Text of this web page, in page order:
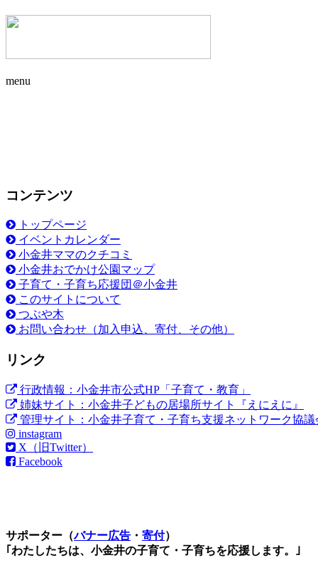
menu
コンテンツ
トップページ
イベントカレンダー
小金井ママのクチコミ
小金井おでかけ公園マップ
子育て・子育ち応援団＠小金井
このサイトについて
つぶや木
お問い合わせ（加入申込、寄付、その他）
リンク
行政情報：小金井市公式HP「子育て・教育」
姉妹サイト：小金井子どもの居場所サイト『えにえに』
管理サイト：小金井子育て・子育ち支援ネットワーク協議
instagram
X（旧Twitter）
Facebook
サポーター（バナー広告 ・ 寄付）
｢わたしたちは、小金井の子育て・子育ちを応援します。｣